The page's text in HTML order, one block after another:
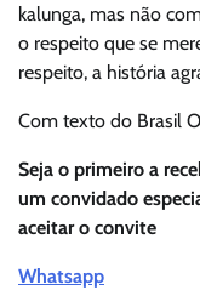
kalunga, mas não
o respeito que se
respeito, a história
Com texto do Brasil
Seja o primeiro a
um convidado
aceitar o convite
Whatsapp